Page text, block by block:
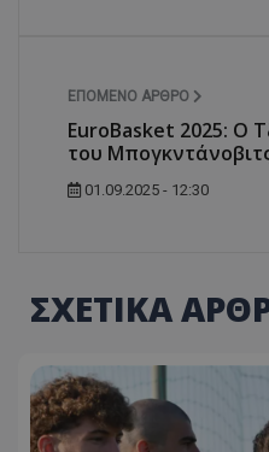
ΕΠΌΜΕΝΟ ΆΡΘΡΟ
EuroBasket 2025: Ο
του
01.09.2025 - 12:30
ΣΧΕΤΙΚΑ